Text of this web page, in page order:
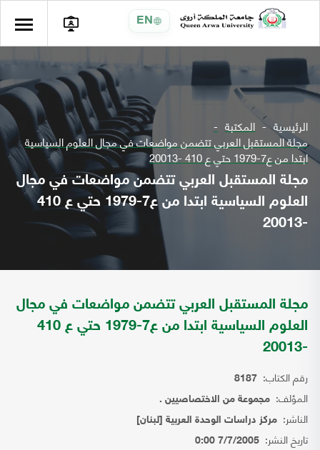
EN
الرئيسية المكتبة
مجلة المستقبل العربي تتضمن مواضعات في مجال العلوم السياسية
ابتدا من ع7-1979 حتي ع 410 -20013
مجلة المستقبل العربي تتضمن مواضعات في مجال
العلوم السياسية ابتدا من ع7-1979 حتي ع 410
-20013
مجلة المستقبل العربي تتضمن مواضعات في مجال
العلوم السياسية ابتدا من ع7-1979 حتي ع 410
-20013
رقم الكتاب: 8187
المؤلف: مجموعة من الاختصاصيين .
الناشر: مركز دراسات الوحدة العربية [لبنان]
تاريخ النشر: 7/7/2005 0:00